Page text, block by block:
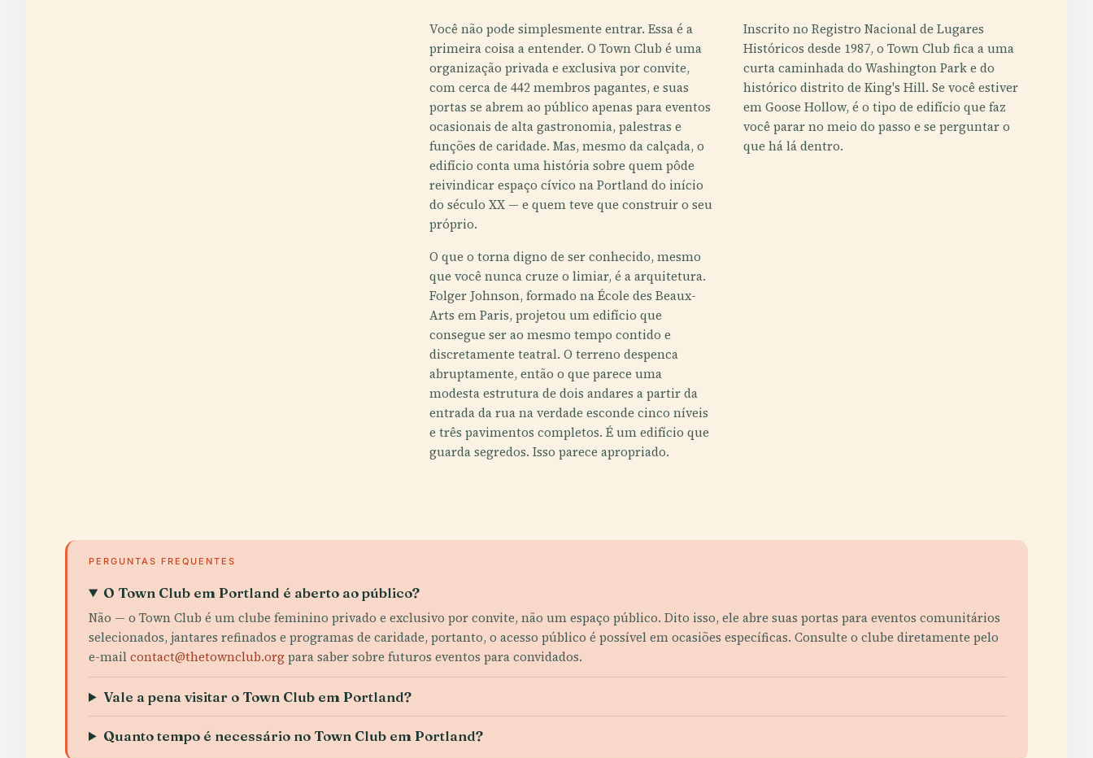
Você não pode simplesmente entrar. Essa é a
primeira coisa a entender. O Town Club é uma
organização privada e exclusiva por convite,
com cerca de 442 membros pagantes, e suas
portas se abrem ao público apenas para eventos
ocasionais de alta gastronomia, palestras e
funções de caridade. Mas, mesmo da calçada, o
edifício conta uma história sobre quem pôde
reivindicar espaço cívico na Portland do início
do século XX — e quem teve que construir o seu
próprio.
O que o torna digno de ser conhecido, mesmo
que você nunca cruze o limiar, é a arquitetura.
Folger Johnson, formado na École des Beaux-
Arts em Paris, projetou um edifício que
consegue ser ao mesmo tempo contido e
discretamente teatral. O terreno despenca
abruptamente, então o que parece uma
modesta estrutura de dois andares a partir da
entrada da rua na verdade esconde cinco níveis
e três pavimentos completos. É um edifício que
guarda segredos. Isso parece apropriado.
Inscrito no Registro Nacional de Lugares
Históricos desde 1987, o Town Club fica a uma
curta caminhada do Washington Park e do
histórico distrito de King's Hill. Se você estiver
em Goose Hollow, é o tipo de edifício que faz
você parar no meio do passo e se perguntar o
que há lá dentro.
PERGUNTAS FREQUENTES
O Town Club em Portland é aberto ao público?
Não — o Town Club é um clube feminino privado e exclusivo por convite, não um espaço público. Dito isso, ele abre suas portas para eventos comunitários
selecionados, jantares refinados e programas de caridade, portanto, o acesso público é possível em ocasiões específicas. Consulte o clube diretamente pelo
e-mailcontact@thetownclub.org para saber sobre futuros eventos para convidados.
Vale a pena visitar o Town Club em Portland?
Quanto tempo é necessário no Town Club em Portland?